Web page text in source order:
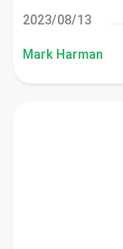
13‏/08‏/2023
Mark Harman